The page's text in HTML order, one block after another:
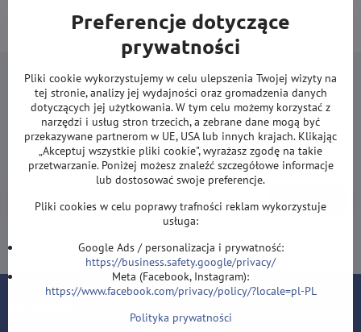
DARMOWA wysyłka od 500 zł
(obowiązuje przy płatności przelewem
lub kartą).
Newsletter
Zapisz się do naszego newslettera:
Subskrybuj
Chcę zapisać się do newslettera przez e-mail
Preferencje dotyczące
prywatności
Pliki cookie wykorzystujemy w celu ulepszenia Twojej wizyty na
tej stronie, analizy jej wydajności oraz gromadzenia danych
dotyczących jej użytkowania. W tym celu możemy korzystać z
narzędzi i usług stron trzecich, a zebrane dane mogą być
przekazywane partnerom w UE, USA lub innych krajach. Klikając
„Akceptuj wszystkie pliki cookie", wyrażasz zgodę na takie
przetwarzanie. Poniżej możesz znaleźć szczegółowe informacje
lub dostosować swoje preferencje.
Pliki cookies w celu poprawy trafności reklam wykorzystuje
usługa:
Google Ads / personalizacja i prywatność:
https://business.safety.google/privacy/
Meta (Facebook, Instagram):
https://www.facebook.com/privacy/policy/?locale=pl-PL
Polityka prywatności